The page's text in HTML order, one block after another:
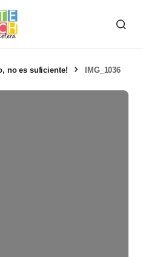
no es suficiente! IMG_1036